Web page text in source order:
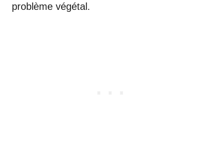
problème végétal.